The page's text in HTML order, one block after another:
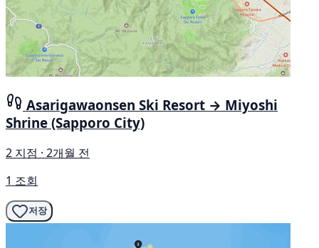
Asarigawaonsen Ski Resort → Miyoshi
Shrine (Sapporo City)
2 지점 · 2개월 전
1 조회
저장